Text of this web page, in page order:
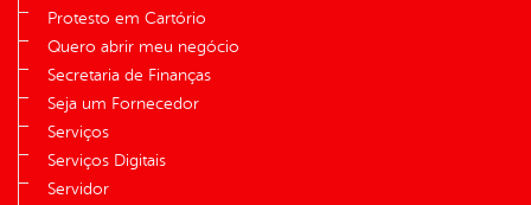
Protesto em Cartório
Quero abrir meu negócio
Secretaria de Finanças
Seja um Fornecedor
Serviços
Serviços Digitais
Servidor